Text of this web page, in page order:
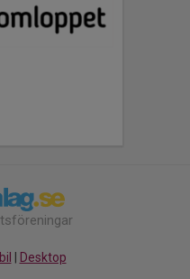
Desktop